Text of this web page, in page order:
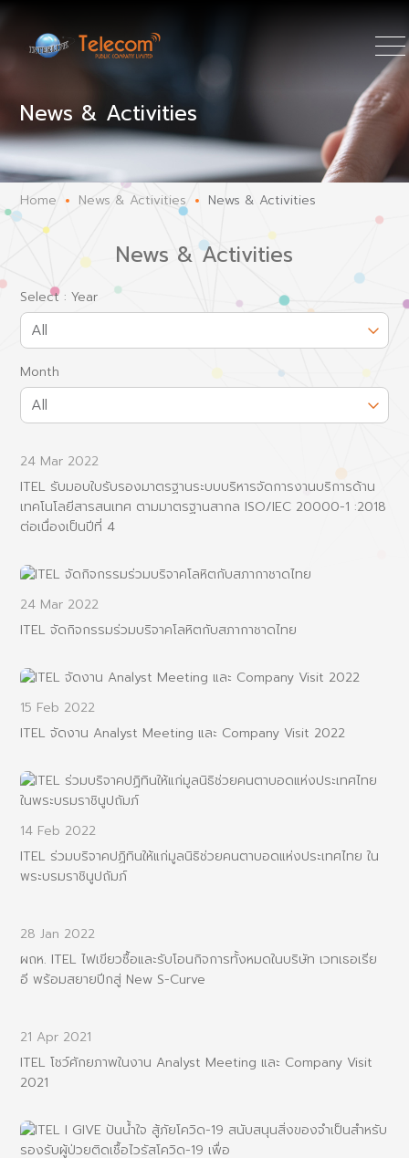
News & Activities
Home News & Activities News & Activities
News & Activities
Select : Year
Month
24 Mar 2022
ITEL รับมอบใบรับรองมาตรฐานระบบบริหารจัดการงานบริการด้าน
เทคโนโลยีสารสนเทศ ตามมาตรฐานสากล ISO/IEC 20000-1 :2018
ต่อเนื่องเป็นปีที่ 4
24 Mar 2022
ITEL จัดกิจกรรมร่วมบริจาคโลหิตกับสภากาชาดไทย
15 Feb 2022
ITEL จัดงาน Analyst Meeting และ Company Visit 2022
14 Feb 2022
ITEL ร่วมบริจาคปฏิทินให้แก่มูลนิธิช่วยคนตาบอดแห่งประเทศไทย ใน
พระบรมราชินูปถัมภ์
28 Jan 2022
ผถห. ITEL ไฟเขียวซื้อและรับโอนกิจการทั้งหมดในบริษัท เวทเธอเรีย
อี พร้อมสยายปีกสู่ New S-Curve
21 Apr 2021
ITEL โชว์ศักยภาพในงาน Analyst Meeting และ Company Visit
2021